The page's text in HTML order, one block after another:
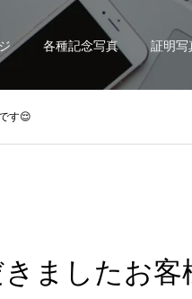
各種記念写真 証明写
す😌
ましたお客